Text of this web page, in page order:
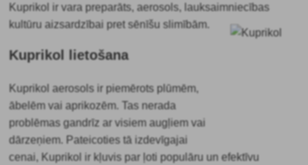
Kuprikol ir vara preparāts, aerosols, lauksaimniecības
kultūru aizsardzībai pret sēnīšu slimībām.
Kuprikol lietošana
Kuprikol aerosols ir piemērots plūmēm,
ābelēm vai aprikozēm. Tas nerada
problēmas gandrīz ar visiem augļiem vai
dārzeņiem. Pateicoties tā izdevīgajai
cenai, Kuprikol ir kļuvis par ļoti populāru un efektīvu